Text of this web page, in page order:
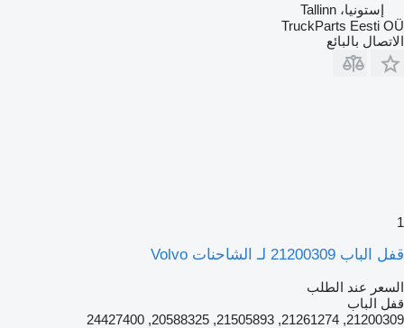
إستونيا، Tallinn
TruckParts Eesti OÜ
الاتصال بالبائع
1
قفل الباب 21200309 لـ الشاحنات Volvo
السعر عند الطلب
قفل الباب
21200309, 21261274, 21505893, 20588325, 24427400